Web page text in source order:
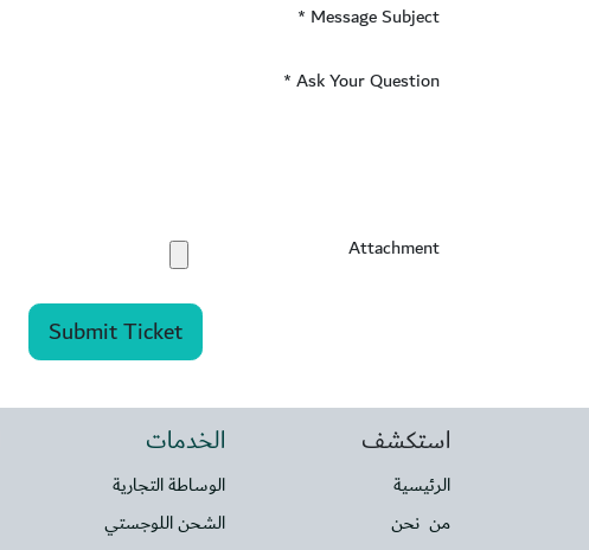
Message Subject
*
Ask Your Question
*
Attachment
Submit Ticket
استكشف
الرئيسية
من نحن
الخدمات
الوساطة التجارية
الشحن اللوجستي